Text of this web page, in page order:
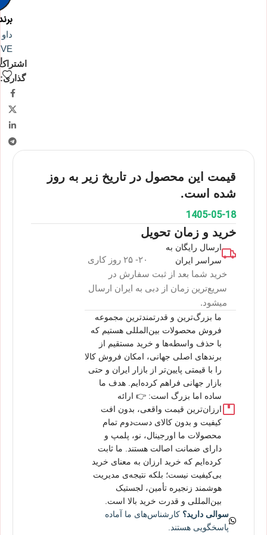
گذاری:
قیمت این محصول در تاریخ زیر به روز
شده است.
1405-05-18
خرید و زمان تحویل
ارسال رایگان به
سراسر ایران
۲۰- ۲۵ روز کاری
خرید شما بعد از ثبت سفارش در
سریع‌ترین زمان از دبی به ایران ارسال
میشود.
ما بزرگ‌ترین و قدرتمندترین مجموعه
فروش محصولات بین‌المللی هستیم که
با حذف واسطه‌ها و خرید مستقیم از
برندهای اصلی جهانی، امکان فروش کالا
را با قیمتی پایین‌تر از بازار ایران و حتی
بازار جهانی فراهم کرده‌ایم. هدف ما
ساده اما بزرگ است: 👉 ارائه
ارزان‌ترین قیمت واقعی، بدون افت
کیفیت و بدون کالای دست‌دوم تمام
محصولات ما اورجینال، نو، پلمپ و
دارای ضمانت اصالت هستند. ما ثابت
کرده‌ایم که خرید ارزان به معنای خرید
بی‌کیفیت نیست؛ بلکه نتیجه‌ی مدیریت
هوشمند زنجیره تأمین، لجستیک
بین‌المللی و قدرت خرید بالا است.
سوالی دارید؟ کارشناس‌های ما آماده
پاسخگویی هستند.